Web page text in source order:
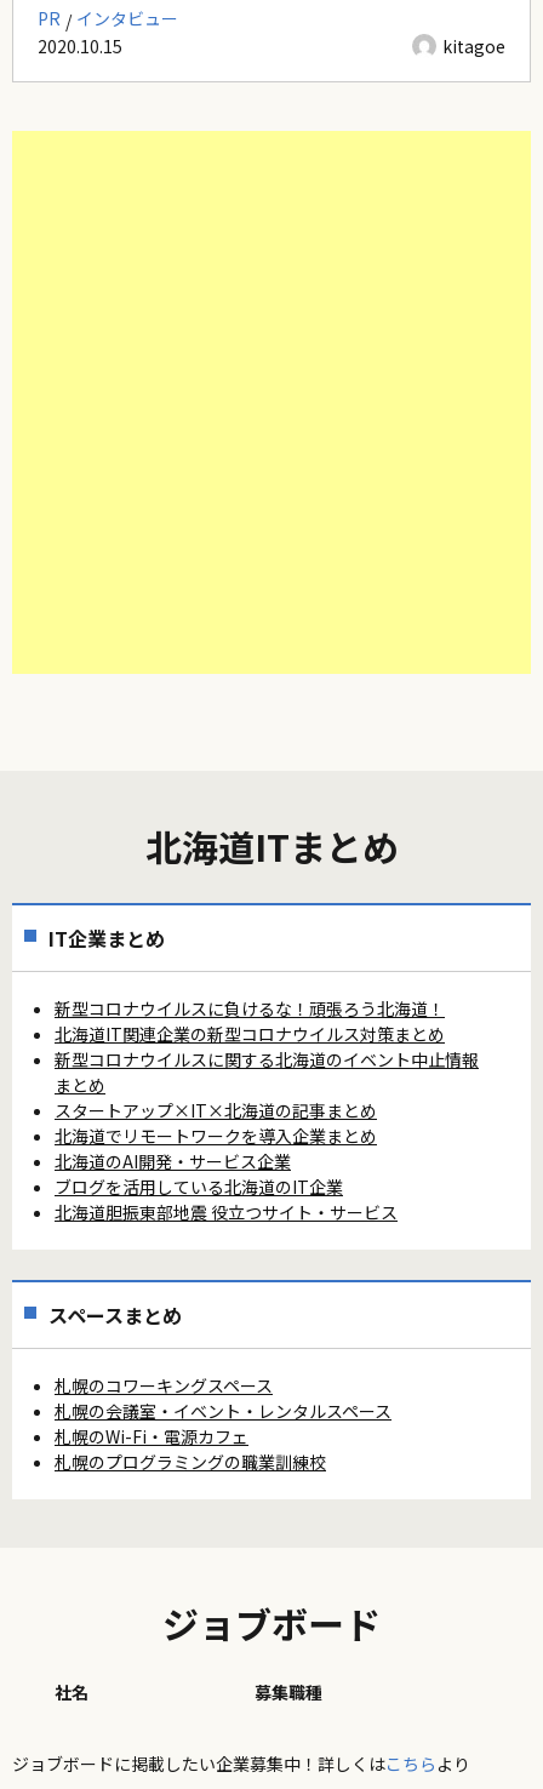
PR
インタビュー
2020.10.15
kitagoe
北海道ITまとめ
IT企業まとめ
新型コロナウイルスに負けるな！頑張ろう北海道！
北海道IT関連企業の新型コロナウイルス対策まとめ
新型コロナウイルスに関する北海道のイベント中止情報
まとめ
スタートアップ×IT×北海道の記事まとめ
北海道でリモートワークを導入企業まとめ
北海道のAI開発・サービス企業
ブログを活用している北海道のIT企業
北海道胆振東部地震 役立つサイト・サービス
スペースまとめ
札幌のコワーキングスペース
札幌の会議室・イベント・レンタルスペース
札幌のWi-Fi・電源カフェ
札幌のプログラミングの職業訓練校
ジョブボード
社名 募集職種
ジョブボードに掲載したい企業募集中！詳しくはこちら より